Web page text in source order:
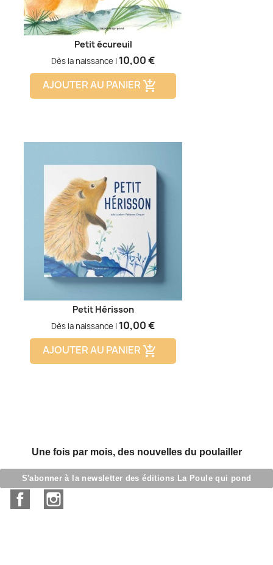
Petit écureuil
Dès la naissance | Prix
10,00 €
AJOUTER AU PANIER add_shopping_cart
Petit Hérisson
Dès la naissance | Prix
10,00 €
AJOUTER AU PANIER add_shopping_cart
Une fois par mois, des nouvelles du poulailler
S'abonner à la newsletter des éditions La Poule qui pond
Facebook